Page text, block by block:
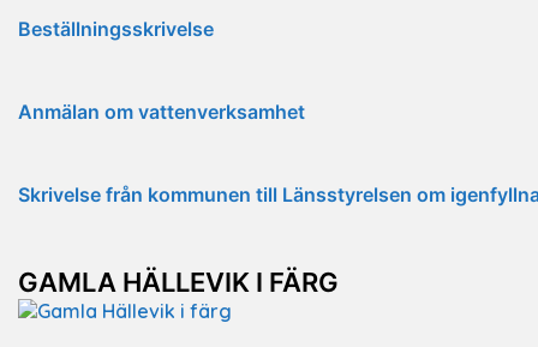
Beställningsskrivelse
Anmälan om vattenverksamhet
Skrivelse från kommunen till Länsstyrelsen om
GAMLA HÄLLEVIK I FÄRG